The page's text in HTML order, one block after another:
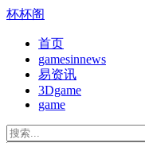
杯杯阁
首页
gamesinnews
易资讯
3Dgame
game